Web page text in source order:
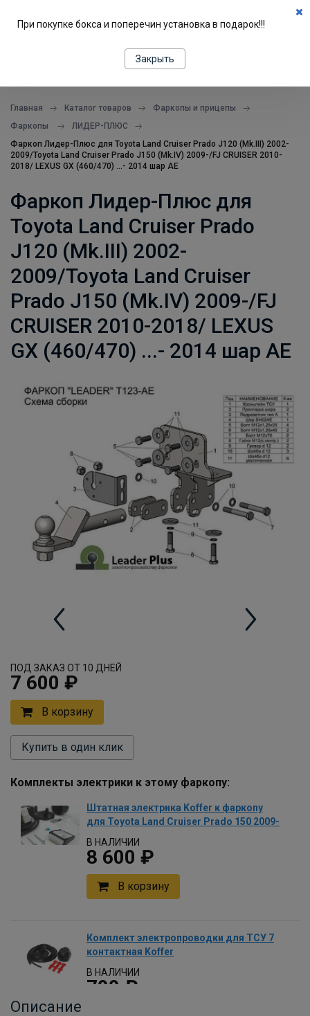
Главная Каталог товаров
Фаркопы и прицепы
Фаркопы
ЛИДЕР-ПЛЮС
Фаркоп Лидер-Плюс для Toyota Land Cruiser Prado J120 (Mk.III) 2002-
2009/Toyota Land Cruiser Prado J150 (Mk.IV) 2009-/FJ CRUISER 2010-
2018/ LEXUS GX (460/470) ...- 2014 шар AE
Фаркоп Лидер-Плюс для
Toyota Land Cruiser Prado
J120 (Mk.III) 2002-
2009/Toyota Land Cruiser
Prado J150 (Mk.IV) 2009-/FJ
CRUISER 2010-2018/ LEXUS
GX (460/470) ...- 2014 шар AE
ПОД ЗАКАЗ ОТ 10 ДНЕЙ
7 600 ₽
В корзину
Купить в один клик
Комплекты электрики к этому фаркопу:
Штатная электрика Koffer к фаркопу
для Toyota Land Cruiser Prado 150 2009-
В НАЛИЧИИ
8 600 ₽
В корзину
Комплект электропроводки для ТСУ 7
контактная Koffer
В НАЛИЧИИ
700 ₽
Описание
При покупке бокса и поперечин установка в подарок!!!
Закрыть